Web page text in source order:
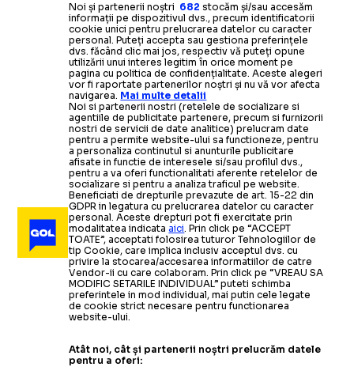
Noi și partenerii noștri 682 stocăm și/sau accesăm
informații pe dispozitivul dvs., precum identificatorii
cookie unici pentru prelucrarea datelor cu caracter
personal. Puteți accepta sau gestiona preferințele
dvs. făcând clic mai jos, respectiv vă puteți opune
utilizării unui interes legitim în orice moment pe
pagina cu politica de confidențialitate. Aceste alegeri
vor fi raportate partenerilor noștri și nu vă vor afecta
navigarea. Mai multe detalii
Noi si partenerii nostri (retelele de socializare si
agentiile de publicitate partenere, precum si furnizorii
nostri de servicii de date analitice) prelucram date
pentru a permite website-ului sa functioneze, pentru
a personaliza continutul si anunturile publicitare
afisate in functie de interesele si/sau profilul dvs.,
pentru a va oferi functionalitati aferente retelelor de
socializare si pentru a analiza traficul pe website.
Beneficiati de drepturile prevazute de art. 15-22 din
GDPR in legatura cu prelucrarea datelor cu caracter
personal. Aceste drepturi pot fi exercitate prin
modalitatea indicataaici. Prin click pe “ACCEPT
TOATE”, acceptati folosirea tuturor Tehnologiilor de
tip Cookie, care implica inclusiv acceptul dvs. cu
privire la stocarea/accesarea informatiilor de catre
Vendor-ii cu care colaboram. Prin click pe “VREAU SA
MODIFIC SETARILE INDIVIDUAL” puteti schimba
preferintele in mod individual, mai putin cele legate
de cookie strict necesare pentru functionarea
website-ului.
Atât noi, cât și partenerii noștri prelucrăm datele
pentru a oferi: